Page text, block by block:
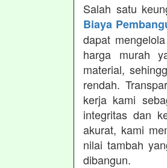
Salah satu
Biaya
dapat
harga murah
material,
rendah.
kerja kami
integritas dan
akurat, kami
nilai tambah
dibangun.